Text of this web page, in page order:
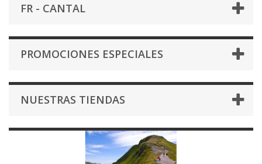
FR - CANTAL
PROMOCIONES ESPECIALES
NUESTRAS TIENDAS